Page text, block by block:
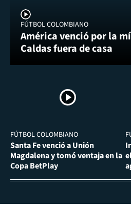
FÚTBOL COLOMBIANO
América venció por la
Caldas fuera de casa
FÚTBOL COLOMBIANO
Santa Fe venció a Unión
Magdalena y tomó ventaja en la
Copa BetPlay